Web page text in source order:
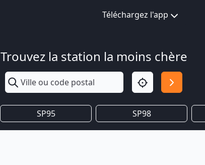
Téléchargez l'app
Trouvez la station la moins chère
SP95 SP98